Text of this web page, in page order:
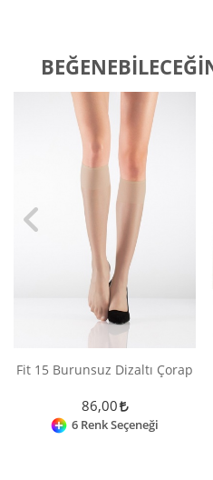
Fit 15 Burunsuz Dizaltı Çorap
86,00
6 Renk Seçeneği